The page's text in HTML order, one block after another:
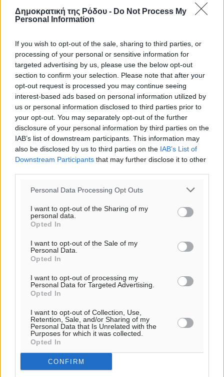
Δημοκρατική της Ρόδου - Do Not Process My
Personal Information
If you wish to opt-out of the sale, sharing to third parties, or
processing of your personal or sensitive information for
targeted advertising by us, please use the below opt-out
section to confirm your selection. Please note that after your
opt-out request is processed you may continue seeing
interest-based ads based on personal information utilized by
us or personal information disclosed to third parties prior to
your opt-out. You may separately opt-out of the further
disclosure of your personal information by third parties on the
IAB’s list of downstream participants. This information may
also be disclosed by us to third parties on the IAB’s List of
Downstream Participants that may further disclose it to other
Personal Data Processing Opt Outs
I want to opt-out of the Sharing of my
personal data.
Opted In
I want to opt-out of the Sale of my
Personal Data.
Opted In
I want to opt-out of processing my
Personal Data for Targeted Advertising.
Opted In
I want to opt-out of Collection, Use,
Retention, Sale, and/or Sharing of my
Personal Data that Is Unrelated with the
Purposes for which it was collected.
Opted In
CONFIRM
Ροή ειδήσεων
Έφυγε από τη ζωή ο επί σειρά ετών εφημέριος στον
ιερό Ναό του Αγίου Νικολάου Παστίδας Μιχαήλ
Καψάλης
Τοπικές Ειδήσεις• πριν 2 ώρες
της ΔΕΘ
Ειδήσεις• πριν 4 ώρες
Από την παράδοση της Ρόδου στα ερευνητικά
εργαστήρια: Το μελεκούνι αποκτά διεθνές
επιστημονικό ενδιαφέρον
Πολιτιστικά